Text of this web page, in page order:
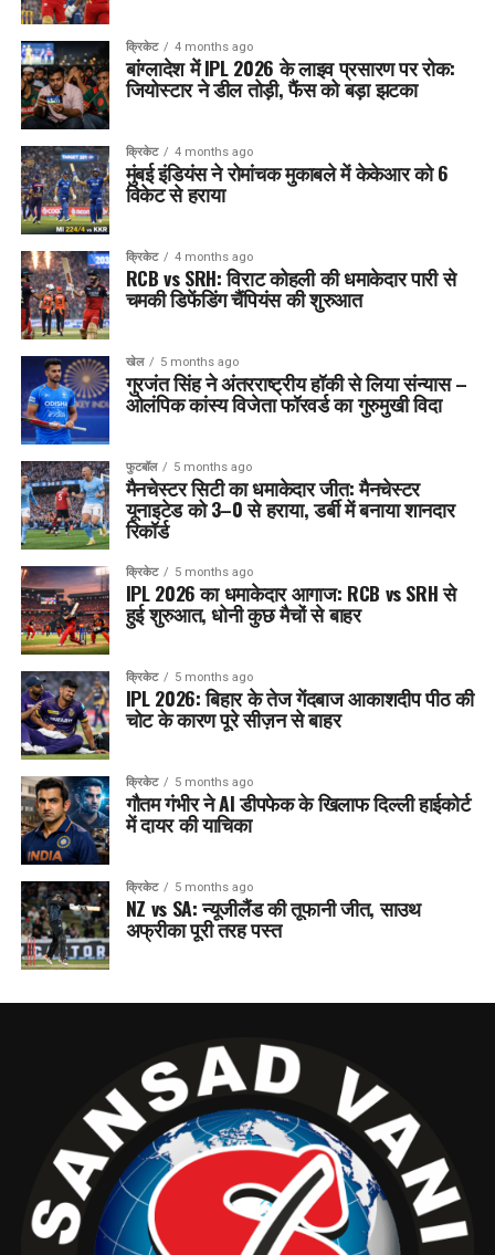
क्रिकेट 4 months ago
बांग्लादेश में IPL 2026 के लाइव प्रसारण पर रोक:
जियोस्टार ने डील तोड़ी, फैंस को बड़ा झटका
क्रिकेट 4 months ago
मुंबई इंडियंस ने रोमांचक मुकाबले में केकेआर को 6
विकेट से हराया
क्रिकेट 4 months ago
RCB vs SRH: विराट कोहली की धमाकेदार पारी से
चमकी डिफेंडिंग चैंपियंस की शुरुआत
खेल 5 months ago
गुरजंत सिंह ने अंतरराष्ट्रीय हॉकी से लिया संन्यास –
ओलंपिक कांस्य विजेता फॉरवर्ड का गुरुमुखी विदा
फुटबॉल 5 months ago
मैनचेस्टर सिटी का धमाकेदार जीत: मैनचेस्टर
यूनाइटेड को 3–0 से हराया, डर्बी में बनाया शानदार
रिकॉर्ड
क्रिकेट 5 months ago
IPL 2026 का धमाकेदार आगाज: RCB vs SRH से
हुई शुरुआत, धोनी कुछ मैचों से बाहर
क्रिकेट 5 months ago
IPL 2026: बिहार के तेज गेंदबाज आकाशदीप पीठ की
चोट के कारण पूरे सीज़न से बाहर
क्रिकेट 5 months ago
गौतम गंभीर ने AI डीपफेक के खिलाफ दिल्ली हाईकोर्ट
में दायर की याचिका
क्रिकेट 5 months ago
NZ vs SA: न्यूजीलैंड की तूफानी जीत, साउथ
अफ्रीका पूरी तरह पस्त